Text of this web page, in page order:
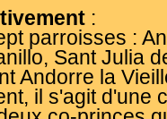
:
parroisses :
Sant Julia
Andorre la
il s'agit d'une